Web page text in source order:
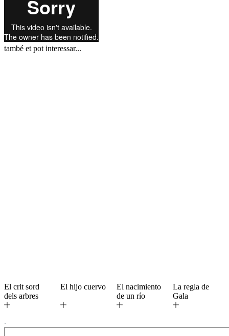
també et pot interessar...
El crit sord
dels arbres
El hijo cuervo
El nacimiento
de un río
La regla de
Gala